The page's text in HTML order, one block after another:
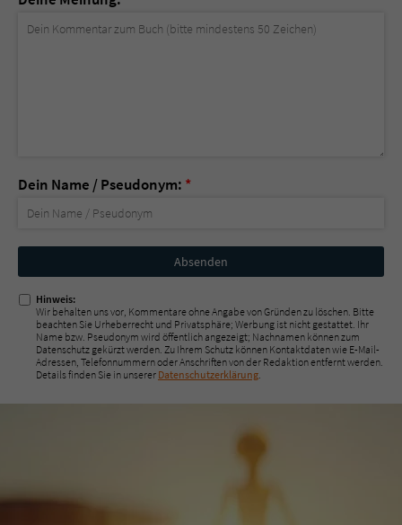
Dein Name / Pseudonym: *
Nicht
ausfüllen!
Hinweis:
Wir behalten uns vor, Kommentare ohne Angabe von Gründen zu löschen. Bitte
beachten Sie Urheberrecht und Privatsphäre; Werbung ist nicht gestattet. Ihr
Name bzw. Pseudonym wird öffentlich angezeigt; Nachnamen können zum
Datenschutz gekürzt werden. Zu Ihrem Schutz können Kontaktdaten wie E-Mail-
Adressen, Telefonnummern oder Anschriften von der Redaktion entfernt werden.
Details finden Sie in unserer Datenschutzerklärung